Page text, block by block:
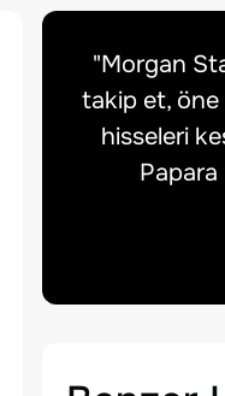
"Morgan
takip et, öne
hisseleri
Papara